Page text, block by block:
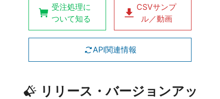
◆11月8日(金) ＜記事公開のお知らせ＞
オプション機能一覧とお申込方法
└本プランでご利用可能なオプション一覧の確認と、申
込書のダウンロードが可能です。
受注処理に
ついて知る
CSVサンプ
ル／動画
API関連情報
リリース・バージョンアッ